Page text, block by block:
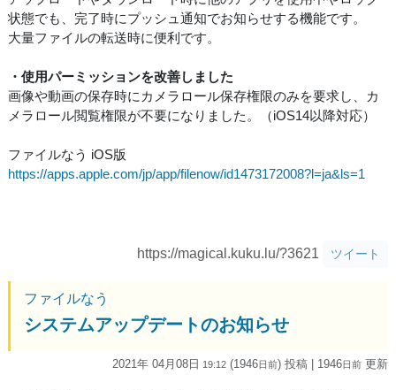
状態でも、完了時にプッシュ通知でお知らせする機能です。
大量ファイルの転送時に便利です。
・使用パーミッションを改善しました
画像や動画の保存時にカメラロール保存権限のみを要求し、カ
メラロール閲覧権限が不要になりました。（iOS14以降対応）
ファイルなう iOS版
https://apps.apple.com/jp/app/filenow/id1473172008?l=ja&ls=1
https://magical.kuku.lu/?3621 ツイート
ファイルなう
システムアップデートのお知らせ
2021年 04月08日 19:12 (1946日前) 投稿 | 1946日前 更新